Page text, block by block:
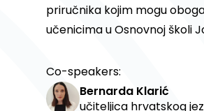
priručnika kojim mogu
učenicima u Osnovnoj školi
Co-speakers:
Bernarda Klarić
učiteljica hrvatskog